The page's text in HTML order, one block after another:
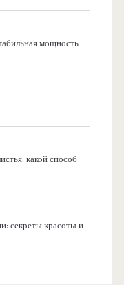
мощность
какой способ
секреты красоты и